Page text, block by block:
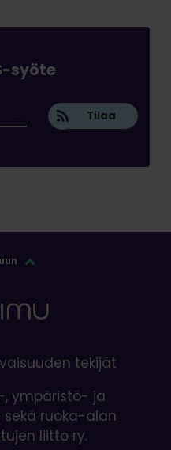
syöte
Tilaa
tekijät
, ympäristö- ja
ruoka-alan
liitto ry.